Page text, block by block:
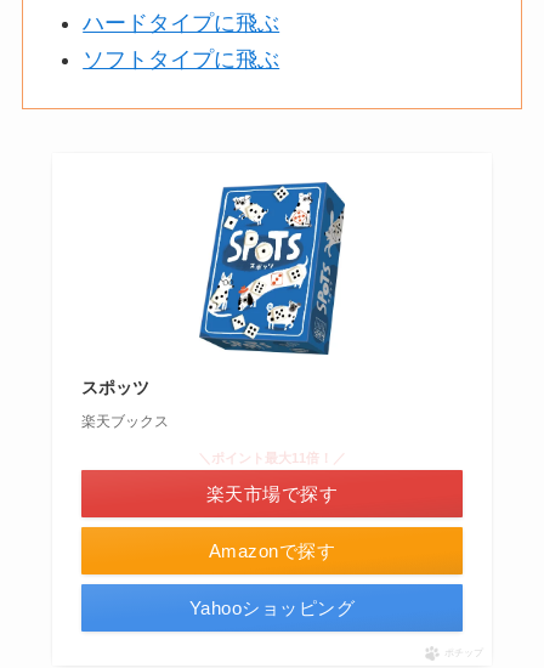
ハードタイプに飛ぶ
ソフトタイプに飛ぶ
スポッツ
楽天ブックス
Amazonで探す
＼ポイント最大11倍！／
楽天市場で探す
Yahooショッピング
ポチップ